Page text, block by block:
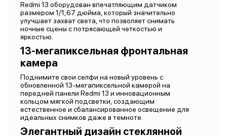
Redmi 13 оборудован впечатляющим датчиком
размером 1/1,67 дюйма, который значительно
улучшает захват света, что позволяет снимать
ночные сцены с потрясающей четкостью и
яркостью.
13-мегапиксельная фронтальная
камера
Поднимите свои селфи на новый уровень с
обновленной 13-мегапиксельной камерой на
передней панели Redmi 13 и инновационным
кольцом мягкой подсветки, создающим
естественное и сбалансированное освещение для
идеальных снимков даже в темноте.
Элегантный дизайн стеклянной